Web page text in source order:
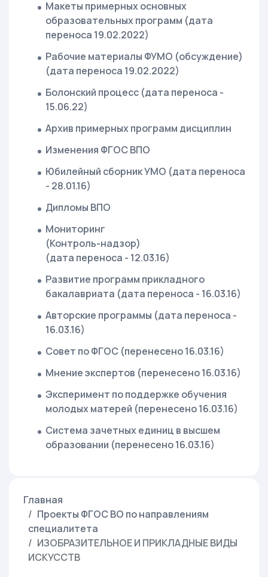
Макеты примерных основных
образовательных программ (дата
переноса 19.02.2022)
Рабочие материалы ФУМО (обсуждение)
(дата переноса 19.02.2022)
Болонский процесс (дата переноса -
15.06.22)
Архив примерных программ дисциплин
Изменения ФГОС ВПО
Юбилейный сборник УМО (дата переноса
- 28.01.16)
Дипломы ВПО
Мониторинг
(Контроль-надзор)
(дата переноса - 12.03.16)
Развитие программ прикладного
бакалавриата (дата переноса - 16.03.16)
Авторские программы (дата переноса -
16.03.16)
Совет по ФГОС (перенесено 16.03.16)
Мнение экспертов (перенесено 16.03.16)
Эксперимент по поддержке обучения
молодых матерей (перенесено 16.03.16)
Система зачетных единиц в высшем
образовании (перенесено 16.03.16)
Главная
Проекты ФГОС ВО по направлениям
специалитета
ИЗОБРАЗИТЕЛЬНОЕ И ПРИКЛАДНЫЕ ВИДЫ
ИСКУССТВ